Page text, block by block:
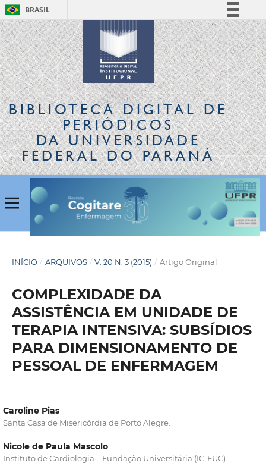
BRASIL
Simplifique!
Comunica BR
Participe
Acesso à informação
Legislação
Canais
BIBLIOTECA DIGITALDE
PERIÓDICOS
DA UNIVERSIDADE
FEDERAL DO PARANÁ
INÍCIO / ARQUIVOS / V. 20 N. 3 (2015) / Artigo Original
COMPLEXIDADE DA
ASSISTÊNCIA EM UNIDADE DE
TERAPIA INTENSIVA: SUBSÍDIOS
PARA DIMENSIONAMENTO DE
PESSOAL DE ENFERMAGEM
Caroline Pias
Santa Casa de Misericórdia de Porto Alegre.
Nicole de Paula Mascolo
Instituto de Cardiologia – Fundação Universitária (IC-FUC)